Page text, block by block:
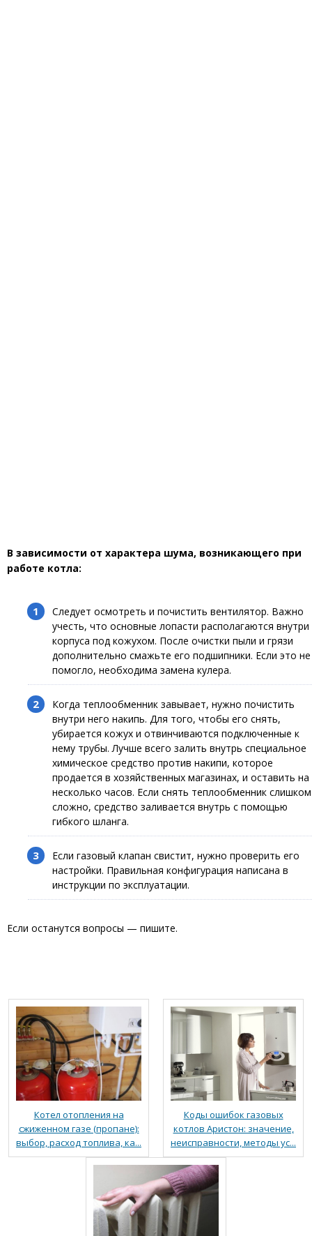
В зависимости от характера шума, возникающего при
работе котла:
Следует осмотреть и почистить вентилятор. Важно
учесть, что основные лопасти располагаются внутри
корпуса под кожухом. После очистки пыли и грязи
дополнительно смажьте его подшипники. Если это не
помогло, необходима замена кулера.
Когда теплообменник завывает, нужно почистить
внутри него накипь. Для того, чтобы его снять,
убирается кожух и отвинчиваются подключенные к
нему трубы. Лучше всего залить внутрь специальное
химическое средство против накипи, которое
продается в хозяйственных магазинах, и оставить на
несколько часов. Если снять теплообменник слишком
сложно, средство заливается внутрь с помощью
гибкого шланга.
Если газовый клапан свистит, нужно проверить его
настройки. Правильная конфигурация написана в
инструкции по эксплуатации.
Если останутся вопросы — пишите.
Котел отопления на
сжиженном газе (пропане):
выбор, расход топлива, ка...
Коды ошибок газовых
котлов Аристон: значение,
неисправности, методы ус...